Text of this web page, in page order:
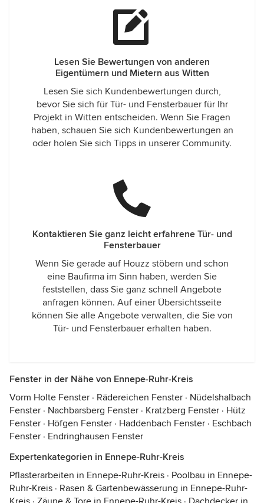
Lesen Sie Bewertungen von anderen
Eigentümern und Mietern aus Witten
Lesen Sie sich Kundenbewertungen durch,
bevor Sie sich für Tür- und Fensterbauer für Ihr
Projekt in Witten entscheiden. Wenn Sie Fragen
haben, schauen Sie sich Kundenbewertungen an
oder holen Sie sich Tipps in unserer Community.
Kontaktieren Sie ganz leicht erfahrene Tür- und
Fensterbauer
Wenn Sie gerade auf Houzz stöbern und schon
eine Baufirma im Sinn haben, werden Sie
feststellen, dass Sie ganz schnell Angebote
anfragen können. Auf einer Übersichtsseite
können Sie alle Angebote verwalten, die Sie von
Tür- und Fensterbauer erhalten haben.
Fenster in der Nähe von Ennepe-Ruhr-Kreis
Vorm Holte Fenster · Rädereichen Fenster · Nüdelshalbach
Fenster · Nachbarsberg Fenster · Kratzberg Fenster · Hütz
Fenster · Höfgen Fenster · Haddenbach Fenster · Eschbach
Fenster · Endringhausen Fenster
Expertenkategorien in Ennepe-Ruhr-Kreis
Pflasterarbeiten in Ennepe-Ruhr-Kreis · Poolbau in Ennepe-
Ruhr-Kreis · Rasen & Gartenbewässerung in Ennepe-Ruhr-